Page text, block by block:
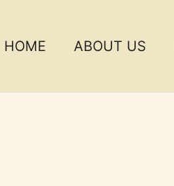
HOME ABOUT US